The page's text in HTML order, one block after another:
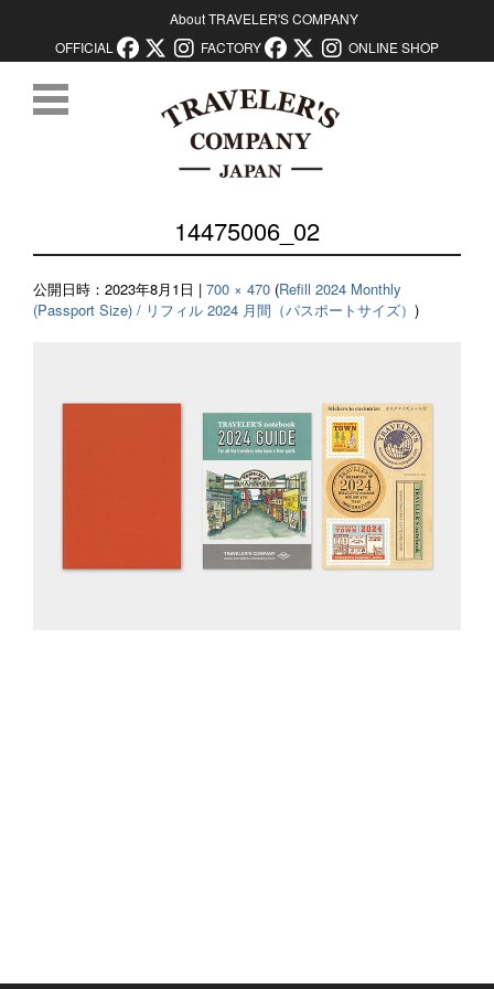
About TRAVELER'S COMPANY
OFFICIAL
FACTORY ONLINE SHOP
14475006_02
公開日時： 2023年8月1日 | 700 × 470 (Refill 2024 Monthly
(Passport Size) / リフィル 2024 月間（パスポートサイズ） )